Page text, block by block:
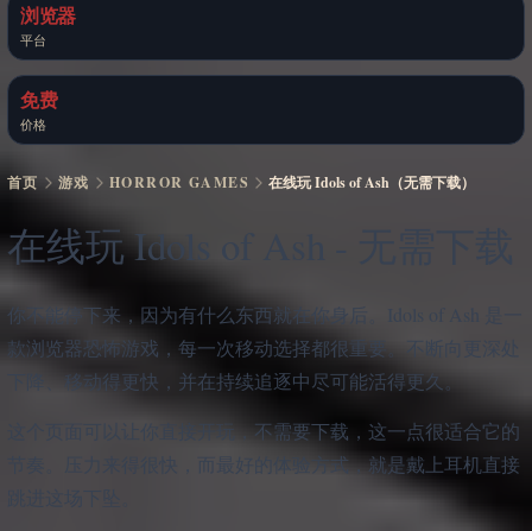
浏览器
平台
免费
价格
首页 游戏 HORROR GAMES 在线玩 Idols of Ash（无需下载）
在线玩 Idols of Ash - 无需下载
你不能停下来，因为有什么东西就在你身后。Idols of Ash 是一
款浏览器恐怖游戏，每一次移动选择都很重要。不断向更深处
下降、移动得更快，并在持续追逐中尽可能活得更久。
这个页面可以让你直接开玩，不需要下载，这一点很适合它的
节奏。压力来得很快，而最好的体验方式，就是戴上耳机直接